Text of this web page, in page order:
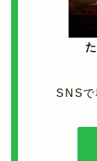
SNSで